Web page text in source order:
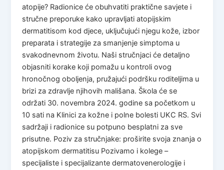
atopije? Radionice će obuhvatiti praktične savjete i
stručne preporuke kako upravljati atopijskim
dermatitisom kod djece, uključujući njegu kože, izbor
preparata i strategije za smanjenje simptoma u
svakodnevnom životu. Naši stručnjaci će detaljno
objasniti korake koji pomažu u kontroli ovog
hronočnog oboljenja, pružajući podršku roditeljima u
brizi za zdravlje njihovih mališana. Škola će se
održati 30. novembra 2024. godine sa početkom u
10 sati na Klinici za kožne i polne bolesti UKC RS. Svi
sadržaji i radionice su potpuno besplatni za sve
prisutne. Poziv za stručnjake: proširite svoja znanja o
atopijskom dermatitisu Pozivamo i kolege –
specijaliste i specijalizante dermatovenerologije i